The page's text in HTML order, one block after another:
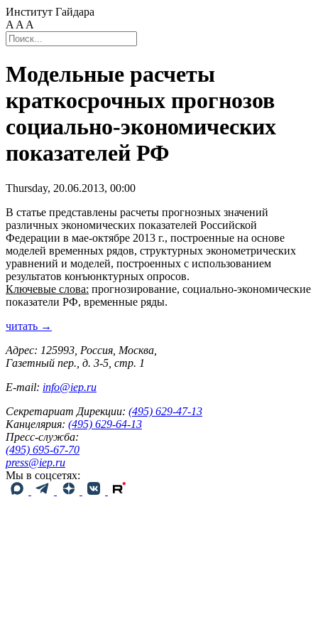
Институт Гайдара
A A A
Модельные расчеты
краткосрочных прогнозов
социально-экономических
показателей РФ
Thursday, 20.06.2013, 00:00
В статье представлены расчеты прогнозных значений
различных экономических показателей Российской
Федерации в мае-октябре 2013 г., построенные на основе
моделей временных рядов, структурных эконометрических
уравнений и моделей, построенных с использованием
результатов конъюнктурных опросов.
Ключевые слова: прогнозирование, социально-экономические
показатели РФ, временные ряды.
читать →
Адрес: 125993, Россия, Москва,
Газетный пер., д. 3-5, стр. 1
E-mail: info@iep.ru
Секретариат Дирекции: (495) 629-47-13
Канцелярия: (495) 629-64-13
Пресс-служба:
(495) 695-67-70
press@iep.ru
Мы в соцсетях: